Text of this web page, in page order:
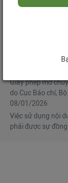
Giấy phép mở
do Cục Báo chí,
08/01/2026
Việc sử dụng nội
phải được sự